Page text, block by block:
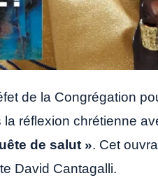
de la Congrégation
réflexion chrétienne
de salut ». Cet
David Cantagalli.